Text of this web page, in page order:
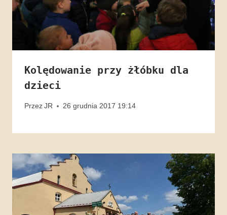
Kolędowanie przy żłóbku dla
dzieci
PrzezJR 26 grudnia 2017 19:14